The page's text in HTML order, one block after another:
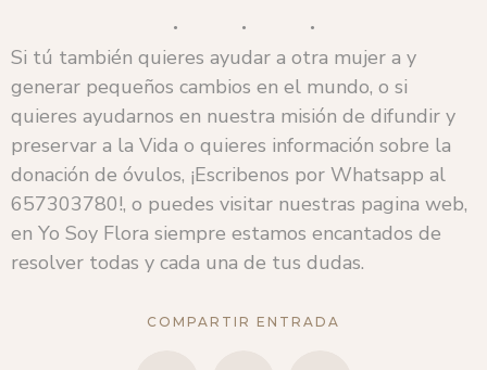
Si tú también quieres ayudar a otra mujer a y
generar pequeños cambios en el mundo, o si
quieres ayudarnos en nuestra misión de difundir y
preservar a la Vida o quieres información sobre la
donación de óvulos, ¡Escribenos por Whatsapp al
657303780!, o puedes visitar nuestras pagina web,
en Yo Soy Flora siempre estamos encantados de
resolver todas y cada una de tus dudas.
COMPARTIR ENTRADA